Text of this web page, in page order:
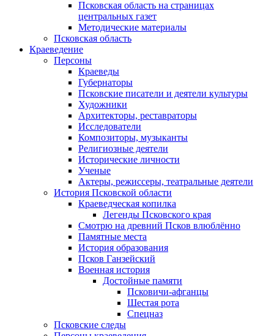
Псковская область на страницах
центральных газет
Методические материалы
Псковская область
Краеведение
Персоны
Краеведы
Губернаторы
Псковские писатели и деятели культуры
Художники
Архитекторы, реставраторы
Исследователи
Композиторы, музыканты
Религиозные деятели
Исторические личности
Ученые
Актеры, режиссеры, театральные деятели
История Псковской области
Краеведческая копилка
Легенды Псковского края
Смотрю на древний Псков влюблённо
Памятные места
История образования
Псков Ганзейский
Военная история
Достойные памяти
Псковичи-афганцы
Шестая рота
Спецназ
Псковские следы